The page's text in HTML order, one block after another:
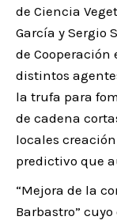
de Ciencia
García y Sergio
de
distintos
la trufa para
de cadena
locales
predictivo que
“Mejora de la
Barbastro”